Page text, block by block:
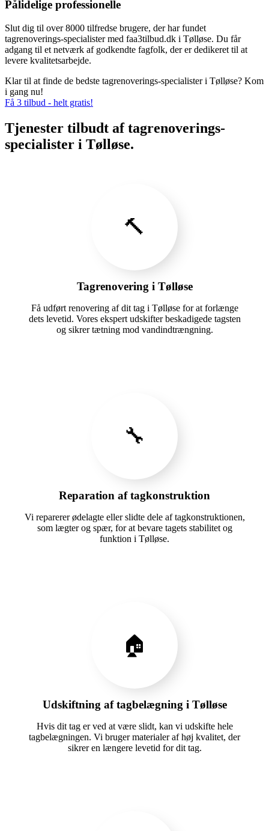
Pålidelige professionelle
Slut dig til over 8000 tilfredse brugere, der har fundet
tagrenoverings-specialister med faa3tilbud.dk i Tølløse. Du får
adgang til et netværk af godkendte fagfolk, der er dedikeret til at
levere kvalitetsarbejde.
Klar til at finde de bedste tagrenoverings-specialister i Tølløse? Kom
i gang nu!
Få 3 tilbud - helt gratis!
Tjenester tilbudt af tagrenoverings-
specialister i Tølløse.
🔨
Tagrenovering i Tølløse
Få udført renovering af dit tag i Tølløse for at forlænge
dets levetid. Vores ekspert udskifter beskadigede tagsten
og sikrer tætning mod vandindtrængning.
🔧
Reparation af tagkonstruktion
Vi reparerer ødelagte eller slidte dele af tagkonstruktionen,
som lægter og spær, for at bevare tagets stabilitet og
funktion i Tølløse.
🏠
Udskiftning af tagbelægning i Tølløse
Hvis dit tag er ved at være slidt, kan vi udskifte hele
tagbelægningen. Vi bruger materialer af høj kvalitet, der
sikrer en længere levetid for dit tag.